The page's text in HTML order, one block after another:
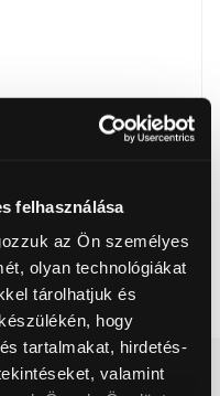
felhasználása
az Ön személyes
olyan technológiákat
tárolhatjuk és
hogy
tartalmakat, hirdetés-
valamint
Type-C